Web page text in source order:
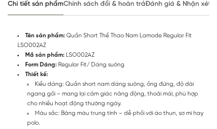
Chi tiết sản phẩmChính sách đổi & hoàn trảĐánh giá & Nhận xét
Tên sản phẩm: Quần Short Thể Thao Nam Lamode Regular Fit
LSO002AZ
Mã sản phẩm: LSO002AZ
Form Dáng: Regular Fit/ Dáng suông
Thiết kế:
Kiểu dáng: Quần short nam dáng suông, ống đứng, độ dài
ngang gối – mang lại cảm giác năng động, thoải mái, phù hợp
cho nhiều hoạt động thường ngày.
Màu sắc: Bảng màu trung tính – dễ phối với áo thun, sơ mi hay
polo.